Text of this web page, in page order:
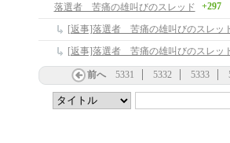
落選者 苦痛の雄叫びのスレッド +297
[返事]落選者 苦痛の雄叫びのスレッ
[返事]落選者 苦痛の雄叫びのスレッ
前へ 5331 5332 5333